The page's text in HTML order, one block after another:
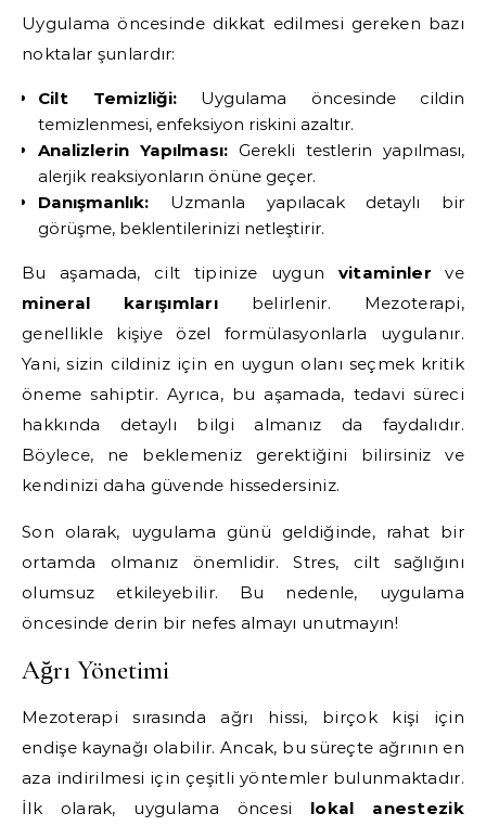
Uygulama öncesinde dikkat edilmesi gereken bazı
noktalar şunlardır:
Cilt Temizliği:Uygulama öncesinde cildin
temizlenmesi, enfeksiyon riskini azaltır.
Analizlerin Yapılması: Gerekli testlerin yapılması,
alerjik reaksiyonların önüne geçer.
Danışmanlık: Uzmanla yapılacak detaylı bir
görüşme, beklentilerinizi netleştirir.
Bu aşamada, cilt tipinize uygun vitaminler ve
mineral karışımları belirlenir. Mezoterapi,
genellikle kişiye özel formülasyonlarla uygulanır.
Yani, sizin cildiniz için en uygun olanı seçmek kritik
öneme sahiptir. Ayrıca, bu aşamada, tedavi süreci
hakkında detaylı bilgi almanız da faydalıdır.
Böylece, ne beklemeniz gerektiğini bilirsiniz ve
kendinizi daha güvende hissedersiniz.
Son olarak, uygulama günü geldiğinde, rahat bir
ortamda olmanız önemlidir. Stres, cilt sağlığını
olumsuz etkileyebilir. Bu nedenle, uygulama
öncesinde derin bir nefes almayı unutmayın!
Ağrı Yönetimi
Mezoterapi sırasında ağrı hissi, birçok kişi için
endişe kaynağı olabilir. Ancak, bu süreçte ağrının en
aza indirilmesi için çeşitli yöntemler bulunmaktadır.
İlk olarak, uygulama öncesi lokal anestezik